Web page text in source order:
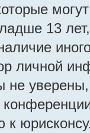
13
личной